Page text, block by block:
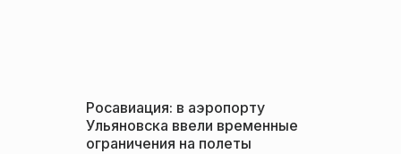
Росавиация: в аэропорту
Ульяновска ввели временные
ограничения на полеты